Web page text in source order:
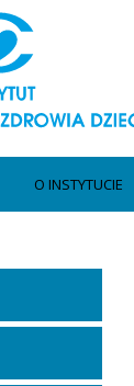
O INSTYTUCIE